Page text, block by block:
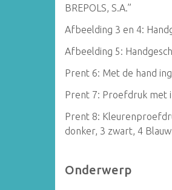
BREPOLS, S.A.”
Afbeelding 3 en 4:
Afbeelding 5:
Prent 6: Met de hand
Prent 7: Proefdruk met
Prent 8:
donker, 3 zwart, 4
Onderwerp